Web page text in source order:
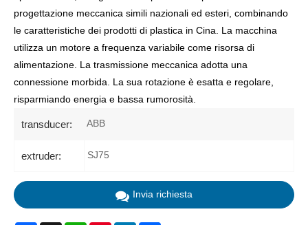
progettazione meccanica simili nazionali ed esteri, combinando
le caratteristiche dei prodotti di plastica in Cina. La macchina
utilizza un motore a frequenza variabile come risorsa di
alimentazione. La trasmissione meccanica adotta una
connessione morbida. La sua rotazione è esatta e regolare,
risparmiando energia e bassa rumorosità.
transducer: ABB
extruder: SJ75
Invia richiesta